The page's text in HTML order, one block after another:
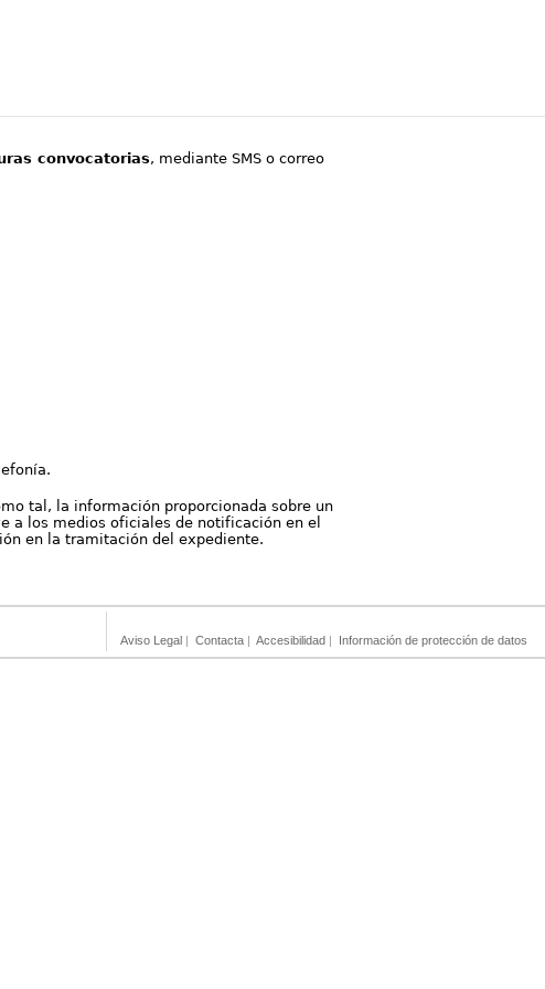
convocatorias, mediante SMS o correo
tal, la información proporcionada sobre un
a los medios oficiales de notificación en el
en la tramitación del expediente.
Aviso Legal | Contacta | Accesibilidad | Información de protección de datos